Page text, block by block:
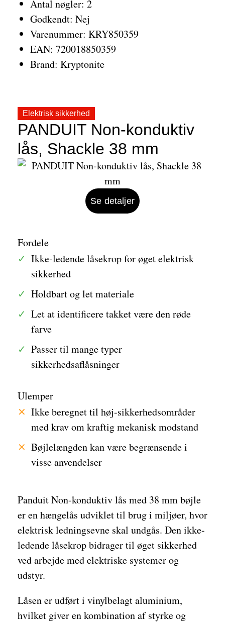
Antal nøgler: 2
Godkendt: Nej
Varenummer: KRY850359
EAN: 720018850359
Brand: Kryptonite
Elektrisk sikkerhed
PANDUIT Non-konduktiv
lås, Shackle 38 mm
Panduit Non-konduktiv lås med 38 mm bøjle
er en hængelås udviklet til brug i miljøer, hvor
elektrisk ledningsevne skal undgås. Den ikke-
ledende låsekrop bidrager til øget sikkerhed
ved arbejde med elektriske systemer og
udstyr.
Låsen er udført i vinylbelagt aluminium,
hvilket giver en kombination af styrke og
Fordele
Ikke-ledende låsekrop for øget elektrisk
sikkerhed
Holdbart og let materiale
Let at identificere takket være den røde
farve
Passer til mange typer
sikkerhedsaflåsninger
Ulemper
Ikke beregnet til høj-sikkerhedsområder
med krav om kraftig mekanisk modstand
Bøjlelængden kan være begrænsende i
visse anvendelser
Se detaljer